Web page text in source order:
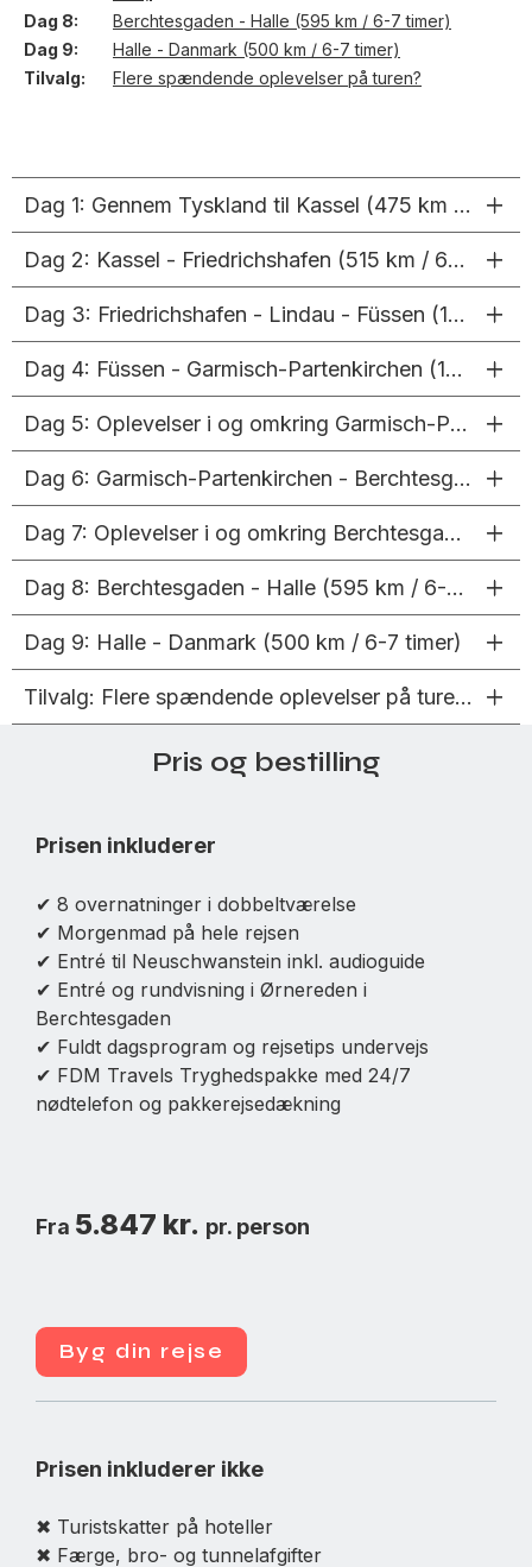
Dag 8
Berchtesgaden - Halle (595 km / 6-7 timer)
Dag 9
Halle - Danmark (500 km / 6-7 timer)
Tilvalg
Flere spændende oplevelser på turen?
Dag 1: Gennem Tyskland til Kassel (475 km / 5-6 timer)
Dag 2: Kassel - Friedrichshafen (515 km / 6-7 timer)
Dag 3: Friedrichshafen - Lindau - Füssen (150 km / 3-4 timer)
Dag 4: Füssen - Garmisch-Partenkirchen (100 km / 2-3 timer)
Dag 5: Oplevelser i og omkring Garmisch-Partenkirchen (35 km / 1 time)
Dag 6: Garmisch-Partenkirchen - Berchtesgaden (290 km / 5 timer)
Dag 7: Oplevelser i og omkring Berchtesgaden (45 km / 1 time)
Dag 8: Berchtesgaden - Halle (595 km / 6-7 timer)
Dag 9: Halle - Danmark (500 km / 6-7 timer)
Tilvalg: Flere spændende oplevelser på turen?
Pris og bestilling
Prisen inkluderer
✔ 8 overnatninger i dobbeltværelse
✔ Morgenmad på hele rejsen
✔ Entré til Neuschwanstein inkl. audioguide
✔ Entré og rundvisning i Ørnereden i
Berchtesgaden
✔ Fuldt dagsprogram og rejsetips undervejs
✔ FDM Travels Tryghedspakke med 24/7
nødtelefon og pakkerejsedækning
Fra 5.847 kr. pr. person
Byg din rejse
Prisen inkluderer ikke
✖ Turistskatter på hoteller
✖ Færge, bro- og tunnelafgifter